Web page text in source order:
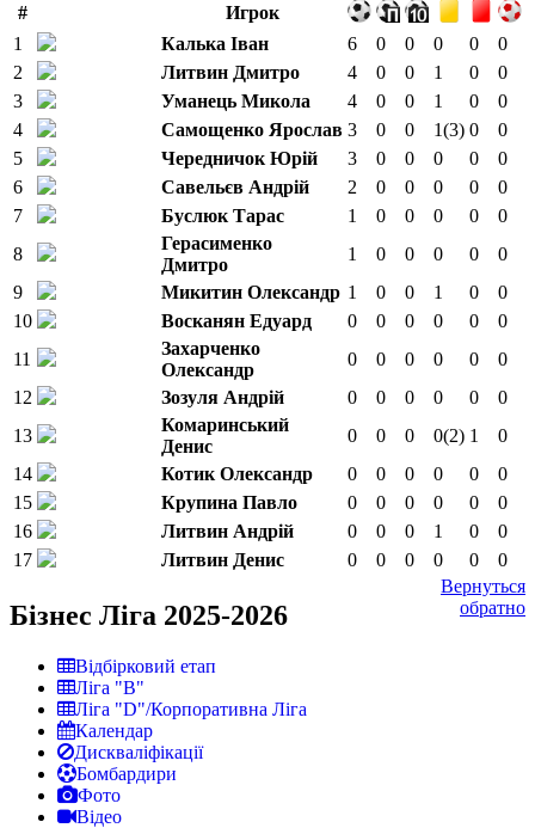
#
Игрок
1
Калька Іван 6 0 0 0 0
0
2
Литвин Дмитро 4 0 0 1 0
0
3
Уманець Микола 4 0 0 1 0
0
4
Самощенко Ярослав 3 0 0 1(3) 0
0
5
Чередничок Юрій 3 0 0 0 0
0
6
Савельєв Андрій 2 0 0 0 0
0
7
Буслюк Тарас 1 0 0 0 0
0
8
Герасименко
Дмитро
1 0 0 0 0
0
9
Микитин Олександр 1 0 0 1 0
0
10
Восканян Едуард 0 0 0 0 0
0
11
Захарченко
Олександр
0 0 0 0 0
0
12
Зозуля Андрій 0 0 0 0 0
0
13
Комаринський
Денис
0 0 0 0(2) 1
0
14
Котик Олександр 0 0 0 0 0
0
15
Крупина Павло 0 0 0 0 0
0
16
Литвин Андрій 0 0 0 1 0
0
17
Литвин Денис 0 0 0 0 0
0
Вернуться
обратно
Бізнес Ліга 2025-2026
Відбірковий етап
Ліга "В"
Ліга "D"/Корпоративна Ліга
Календар
Дискваліфікації
Бомбардири
Фото
Відео